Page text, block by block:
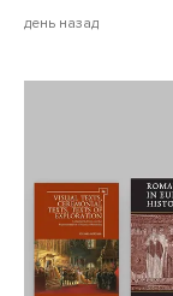
день назад